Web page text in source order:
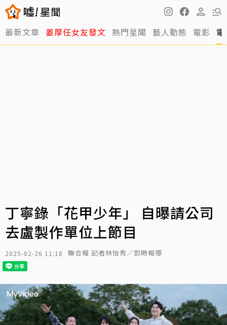
最新文章 姜厚任女友發文 熱門星聞 藝人動態 電影
丁寧錄「花甲少年」 自曝請公司
去盧製作單位上節目
2025-02-26 11:18 聯合報 記者林怡秀／即時報導